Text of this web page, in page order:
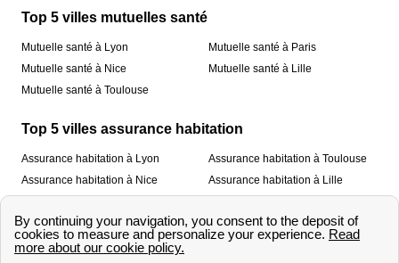
Top 5 villes mutuelles santé
Mutuelle santé à Lyon
Mutuelle santé à Nice
Mutuelle santé à Toulouse
Mutuelle santé à Paris
Mutuelle santé à Lille
Top 5 villes assurance habitation
Assurance habitation à Lyon
Assurance habitation à Nice
Assurance habitation à Toulouse
Assurance habitation à Lille
À propos